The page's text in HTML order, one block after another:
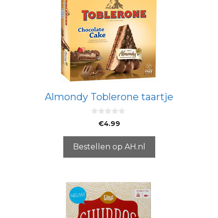
Almondy Toblerone taartje
5
€4.99
Bestellen op AH.nl